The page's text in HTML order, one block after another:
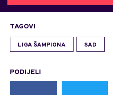
TAGOVI
LIGA ŠAMPIONA SAD
PODIJELI